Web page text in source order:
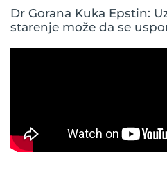
Dr Gorana Kuka Epstin:
starenje može da se